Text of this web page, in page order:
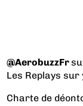
@AerobuzzFr
Les Replays sur
Charte de